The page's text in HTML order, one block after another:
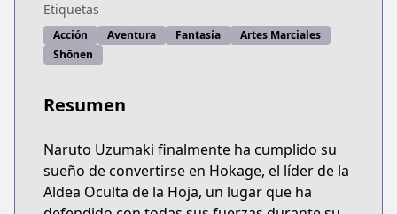
Etiquetas
Acción Aventura Fantasía
Artes Marciales
Shōnen
Resumen
Naruto Uzumaki finalmente ha cumplido su
sueño de convertirse en Hokage, el líder de la
Aldea Oculta de la Hoja, un lugar que ha